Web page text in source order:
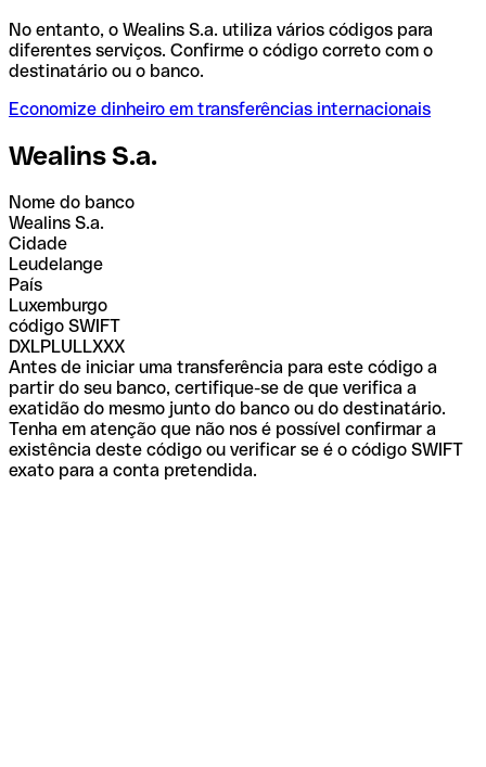
No entanto, o Wealins S.a. utiliza vários códigos para
diferentes serviços. Confirme o código correto com o
destinatário ou o banco.
Economize dinheiro em transferências internacionais
Wealins S.a.
Nome do banco
Wealins S.a.
Cidade
Leudelange
País
Luxemburgo
código SWIFT
DXLPLULLXXX
Antes de iniciar uma transferência para este código a
partir do seu banco, certifique-se de que verifica a
exatidão do mesmo junto do banco ou do destinatário.
Tenha em atenção que não nos é possível confirmar a
existência deste código ou verificar se é o código SWIFT
exato para a conta pretendida.